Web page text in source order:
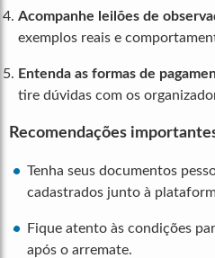
Acompanhe leilões de
exemplos reais e
Entenda as formas de
tire dúvidas com os
Recomendações
Tenha seus documentos
cadastrados junto à
Fique atento às condições
após o arremate.